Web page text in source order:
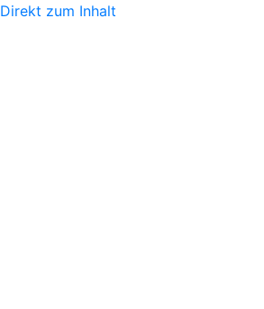
Direkt zum Inhalt